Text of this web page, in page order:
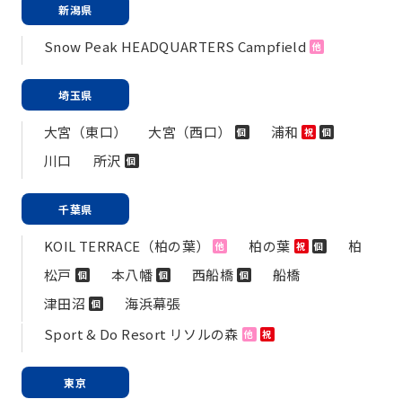
新潟県
Snow Peak HEADQUARTERS Campfield 他
埼玉県
大宮（東口） 大宮（西口） 個 浦和 祝 個
川口 所沢 個
千葉県
KOIL TERRACE（柏の葉） 他 柏の葉 祝 個
柏
松戸 個 本八幡 個 西船橋 個
船橋
津田沼 個
海浜幕張
Sport & Do Resort リソルの森 他 祝
東京